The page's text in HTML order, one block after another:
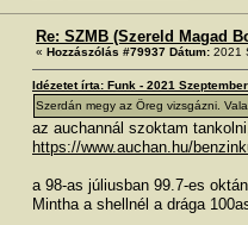
Re: SZMB (Szereld Magad
« Hozzászólás #79937 Dátum: 2021
Idézetet írta: Funk - 2021
Szerdán megy az Öreg vizsgázni.
az auchannál szoktam
https://www.auchan.hu/
a 98-as júliusban 99.7-es
Mintha a shellnél a drága